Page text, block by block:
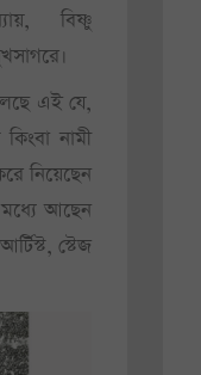
বিষ্ণু
এই যে,
নামী
নিয়েছেন
আছেন
স্টেজ